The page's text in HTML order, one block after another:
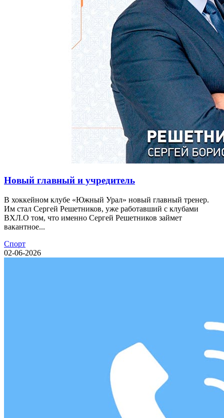
Новый главный и учредитель
В хоккейном клубе «Южный Урал» новый главный тренер.
Им стал Сергей Решетников, уже работавший с клубами
ВХЛ.О том, что именно Сергей Решетников займет
вакантное...
Спорт
02-06-2026